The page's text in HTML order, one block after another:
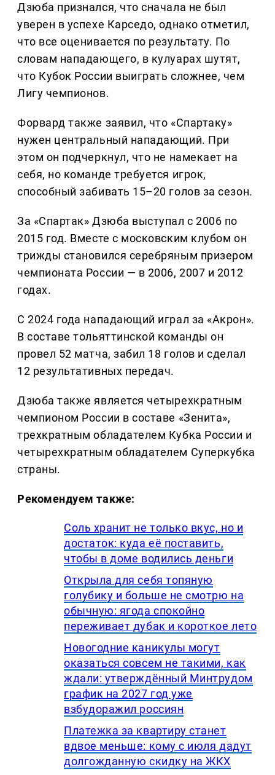
Дзюба признался, что сначала не был
уверен в успехе Карседо, однако отметил,
что все оценивается по результату. По
словам нападающего, в кулуарах шутят,
что Кубок России выиграть сложнее, чем
Лигу чемпионов.
Форвард также заявил, что «Спартаку»
нужен центральный нападающий. При
этом он подчеркнул, что не намекает на
себя, но команде требуется игрок,
способный забивать 15–20 голов за сезон.
За «Спартак» Дзюба выступал с 2006 по
2015 год. Вместе с московским клубом он
трижды становился серебряным призером
чемпионата России — в 2006, 2007 и 2012
годах.
С 2024 года нападающий играл за «Акрон».
В составе тольяттинской команды он
провел 52 матча, забил 18 голов и сделал
12 результативных передач.
Дзюба также является четырехкратным
чемпионом России в составе «Зенита»,
трехкратным обладателем Кубка России и
четырехкратным обладателем Суперкубка
страны.
Рекомендуем также:
Соль хранит не только вкус, но и
достаток: куда её поставить,
чтобы в доме водились деньги
Открыла для себя топяную
голубику и больше не смотрю на
обычную: ягода спокойно
переживает дубак и короткое лето
Новогодние каникулы могут
оказаться совсем не такими, как
ждали: утверждённый Минтрудом
график на 2027 год уже
взбудоражил россиян
Платежка за квартиру станет
вдвое меньше: кому с июля дадут
долгожданную скидку на ЖКХ